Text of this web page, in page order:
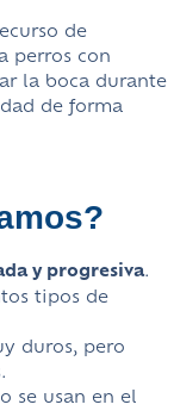
de
perros con
la boca durante
de forma
y progresiva.
tipos de
duros, pero
se usan en el